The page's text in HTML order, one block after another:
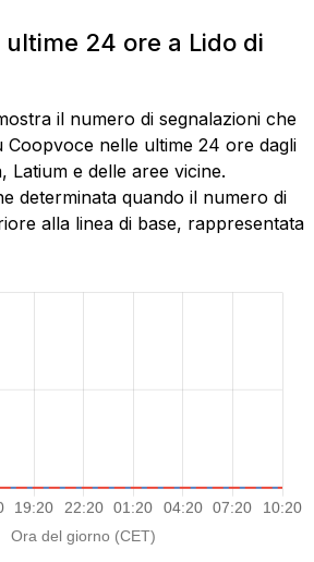
24 ore a Lido di
il numero di segnalazioni che
Coopvoce nelle ultime 24 ore dagli
Latium e delle aree vicine.
determinata quando il numero di
alla linea di base, rappresentata